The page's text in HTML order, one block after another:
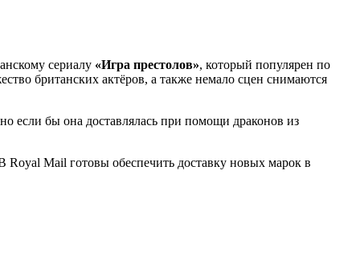
сериалу «Игра престолов», который популярен по
британских актёров, а также немало сцен снимаются
если бы она доставлялась при помощи драконов из
Mail готовы обеспечить доставку новых марок в